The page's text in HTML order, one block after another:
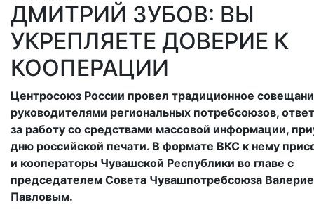
ДМИТРИЙ ЗУБОВ: ВЫ
УКРЕПЛЯЕТЕ ДОВЕРИЕ К
КООПЕРАЦИИ
Центросоюз России провел традиционное
руководителями региональных потребсоюзов,
за работу со средствами массовой информации,
дню российской печати. В формате ВКС к нему
и кооператоры Чувашской Республики во главе с
председателем Совета Чувашпотребсоюза
Павловым.